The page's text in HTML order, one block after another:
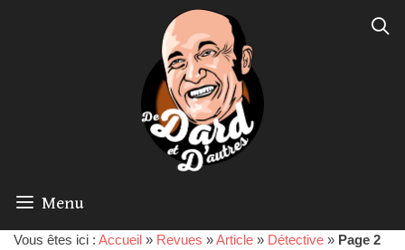
Menu
Vous êtes ici : Accueil » Revues »Article » Détective » Page 2